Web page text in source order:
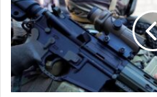
a
países
bálticos
enviar
armas
estadounidenses
a